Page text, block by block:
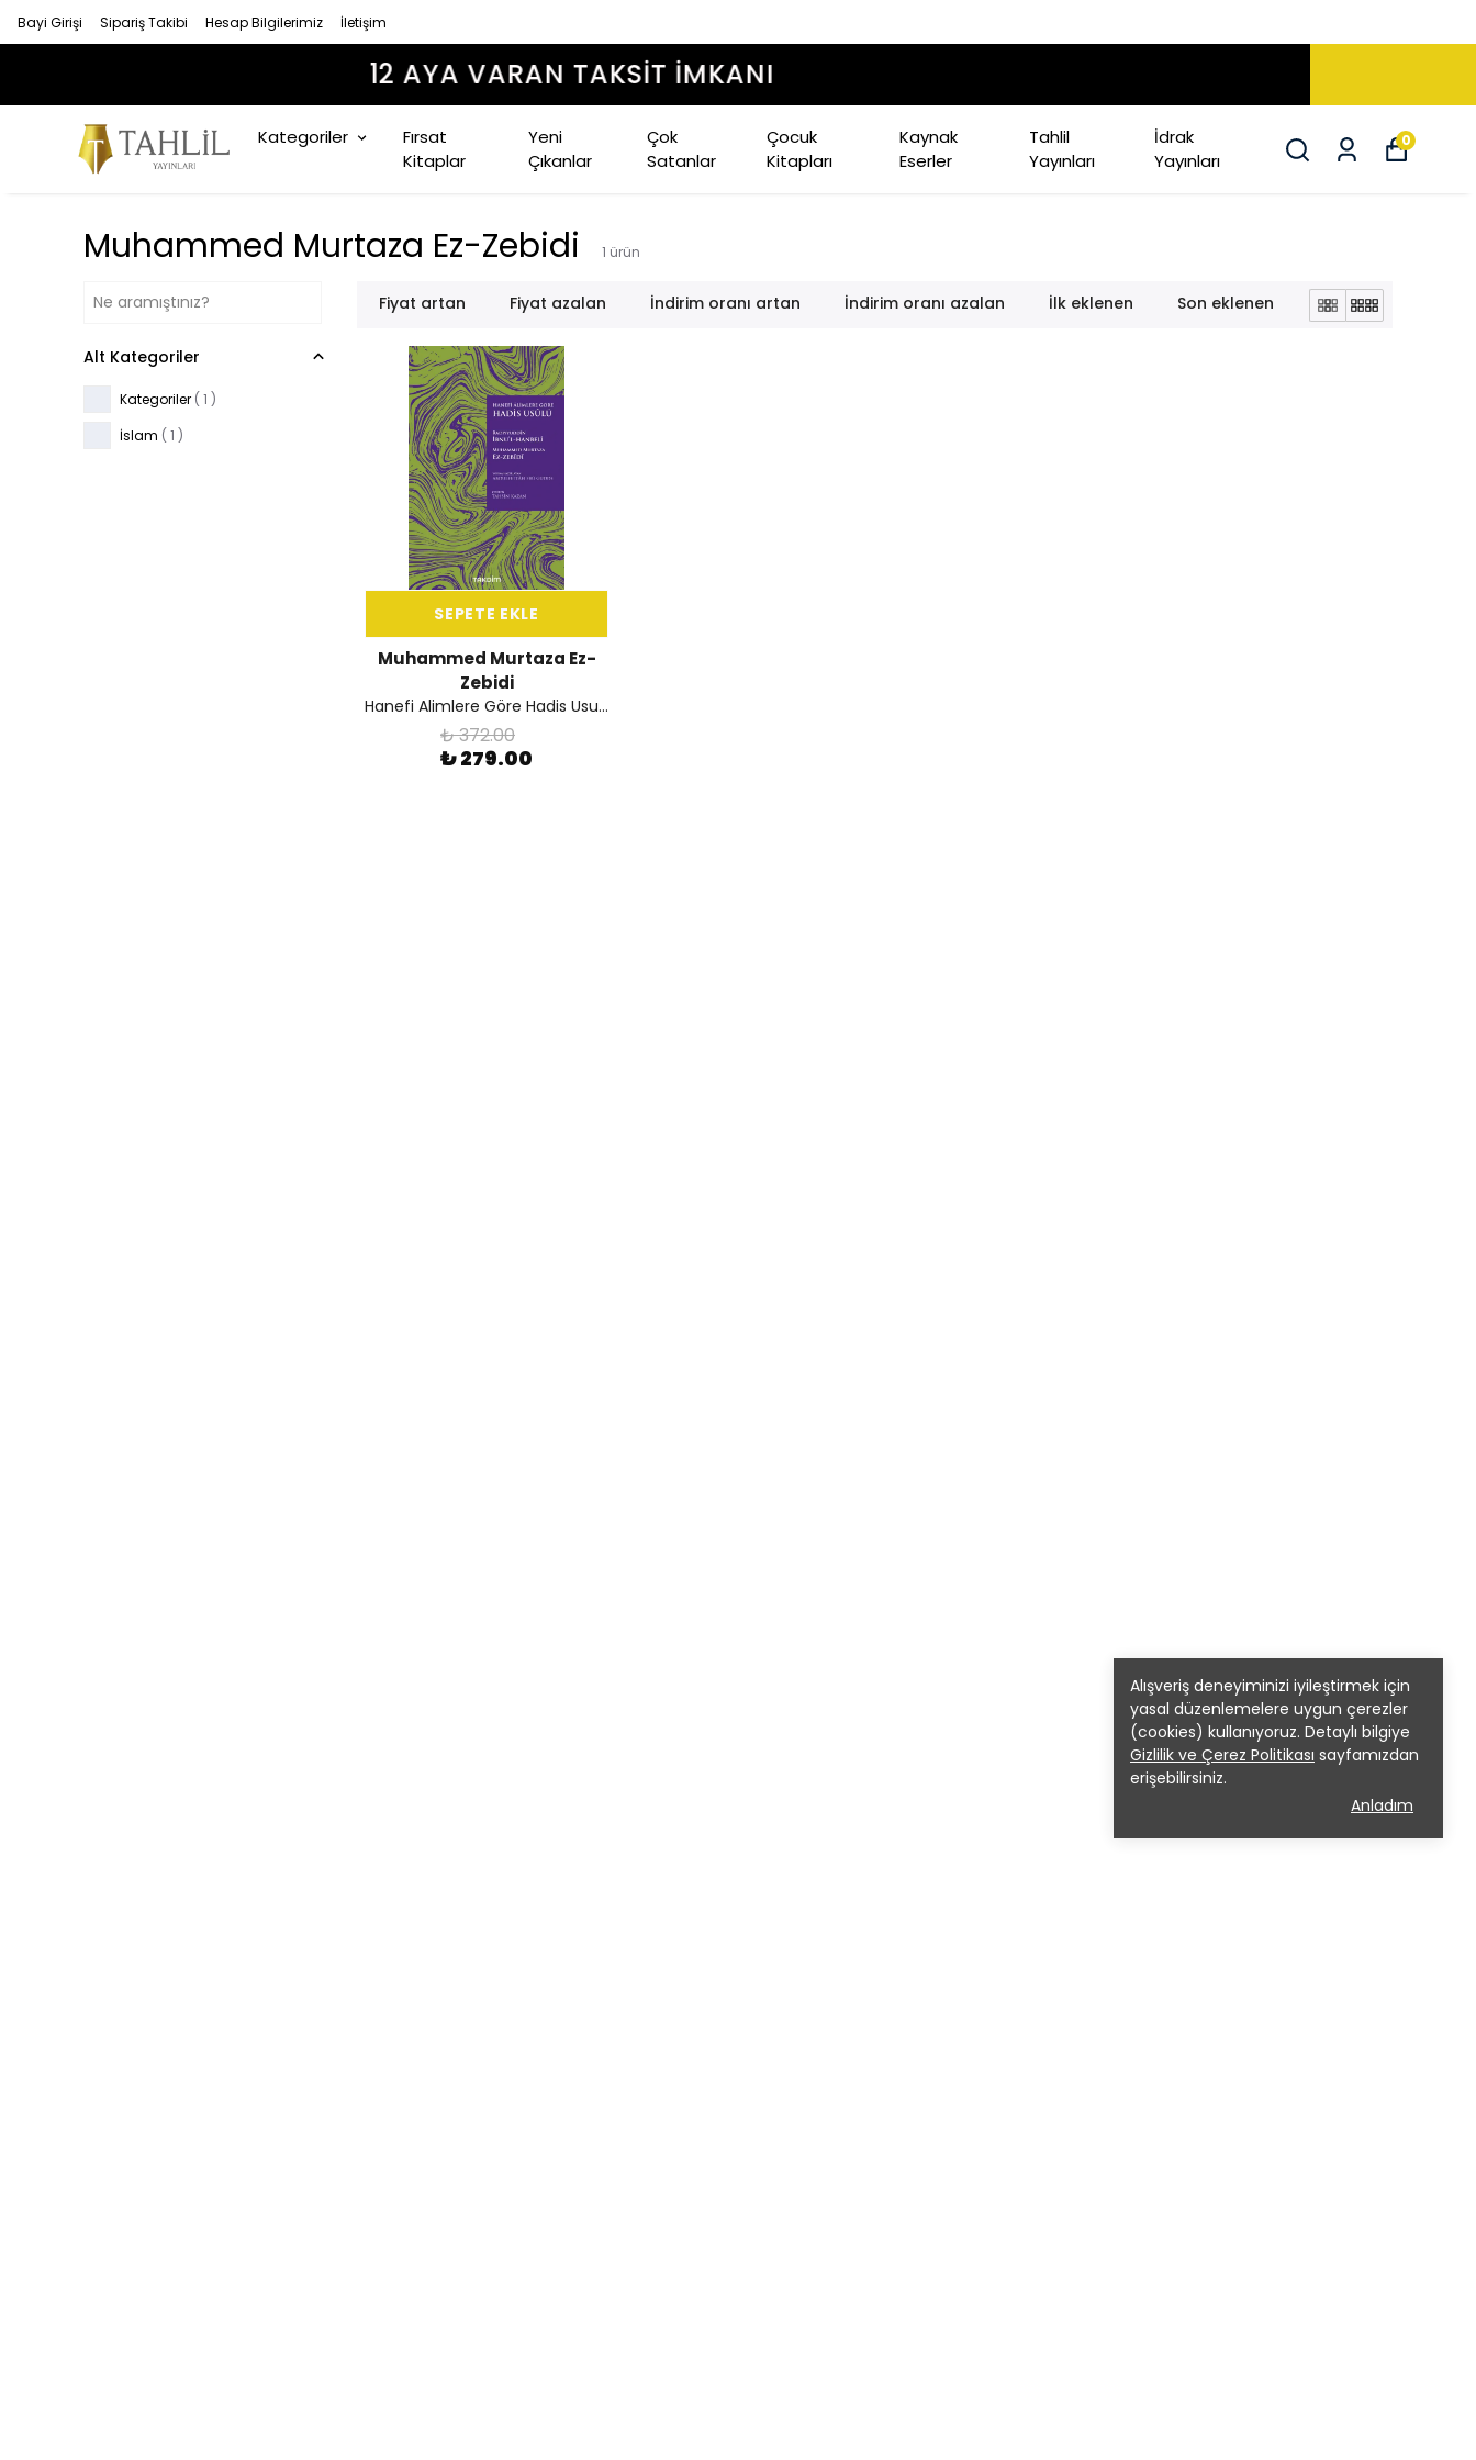
Bayi Girişi Sipariş Takibi Hesap Bilgilerimiz İletişim
1500 TL ÜZERI ÜCRETSIZ KARGO
Kategoriler
Fırsat
Kitaplar
Yeni
Çıkanlar
Çok
Satanlar
Çocuk
Kitapları
Kaynak
Eserler
Tahlil
Yayınları
İdrak
Yayınları
0
Alışveriş deneyiminizi iyileştirmek için
yasal düzenlemelere uygun çerezler
(cookies) kullanıyoruz. Detaylı bilgiye
Gizlilik ve Çerez Politikası sayfamızdan
erişebilirsiniz.
Anladım
Muhammed Murtaza Ez-Zebidi 1 ürün
Fiyat artan Fiyat azalan İndirim oranı artan İndirim oranı azalan İlk eklenen Son eklenen
Alt Kategoriler
Kategoriler ( 1 )
İslam ( 1 )
SEPETE EKLE
Muhammed Murtaza Ez-
Zebidi
Hanefi Alimlere Göre Hadis Usulü
₺ 372.00
₺ 279.00